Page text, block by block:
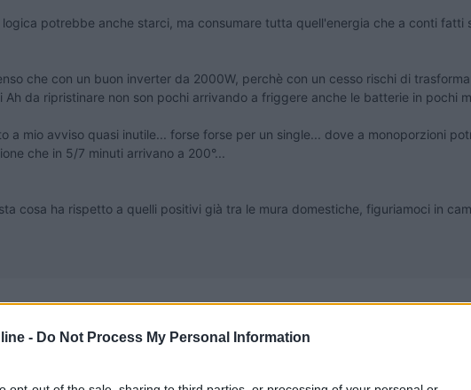
- Do Not Process My Personal Information
potrebbe anche starci, ma consumare tutta quell'energia che a conti fatti
che con un buon inverter da 2000W, perchè con un cesso rischi di
da ripristinare non son pochi arrivando a friggere anche le batterie in pochi
a mio avviso quasi inutile... forse forse per un single... dove a monoporzioni
che in 5/7 minuti arrivano a 200°...
cosa ha rispetto a quelli positivi già tra le mura domestiche, figuriamoci in